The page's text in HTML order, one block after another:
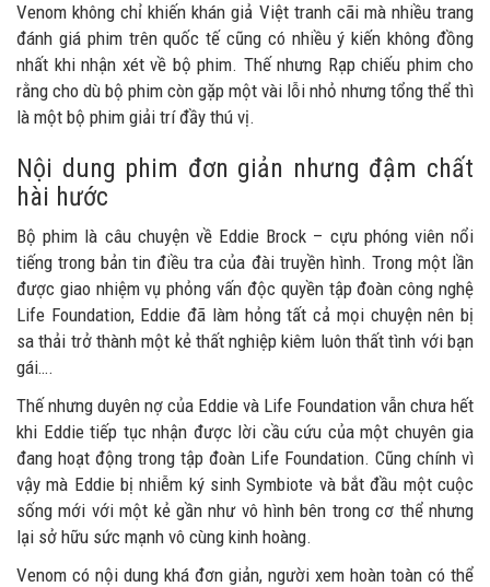
Venom không chỉ khiến khán giả Việt tranh cãi mà nhiều trang
đánh giá phim trên quốc tế cũng có nhiều ý kiến không đồng
nhất khi nhận xét về bộ phim. Thế nhưng Rạp chiếu phim cho
rằng cho dù bộ phim còn gặp một vài lỗi nhỏ nhưng tổng thể thì
là một bộ phim giải trí đầy thú vị.
Nội dung phim đơn giản nhưng đậm chất
hài hước
Bộ phim là câu chuyện về Eddie Brock – cựu phóng viên nổi
tiếng trong bản tin điều tra của đài truyền hình. Trong một lần
được giao nhiệm vụ phỏng vấn độc quyền tập đoàn công nghệ
Life Foundation, Eddie đã làm hỏng tất cả mọi chuyện nên bị
sa thải trở thành một kẻ thất nghiệp kiêm luôn thất tình với bạn
gái….
Thế nhưng duyên nợ của Eddie và Life Foundation vẫn chưa hết
khi Eddie tiếp tục nhận được lời cầu cứu của một chuyên gia
đang hoạt động trong tập đoàn Life Foundation. Cũng chính vì
vậy mà Eddie bị nhiễm ký sinh Symbiote và bắt đầu một cuộc
sống mới với một kẻ gần như vô hình bên trong cơ thể nhưng
lại sở hữu sức mạnh vô cùng kinh hoàng.
Venom có nội dung khá đơn giản, người xem hoàn toàn có thể